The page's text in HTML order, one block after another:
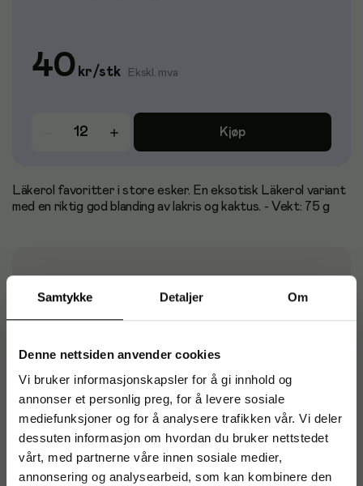
Samtykke Detaljer Om
Denne nettsiden anvender cookies
Vi bruker informasjonskapsler for å gi innhold og
annonser et personlig preg, for å levere sosiale
mediefunksjoner og for å analysere trafikken vår. Vi deler
dessuten informasjon om hvordan du bruker nettstedet
vårt, med partnerne våre innen sosiale medier,
annonsering og analysearbeid, som kan kombinere den
40 kr/stk Ekskl. mva
Kjøp
Läkerol favoritter i store esker. En eksotisk Läkerol variant
med en riktig god blanding av lakris og kaktus. - Vekt: 75 g
Artikkelnummer: 126362
1002050
EAN: 7310350117857